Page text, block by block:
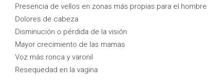
Presencia de vellos en zonas más propias para el hombre
Dolores de cabeza
Disminución o pérdida de la visión
Mayor crecimiento de las mamas
Voz más ronca y varonil
Resequedad en la vagina